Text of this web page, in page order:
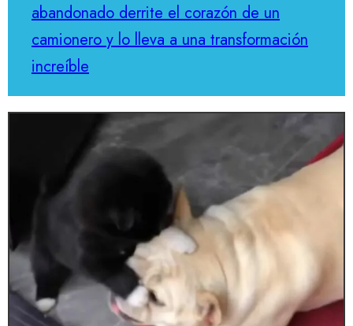
abandonado derrite el corazón de un
camionero y lo lleva a una transformación
increíble